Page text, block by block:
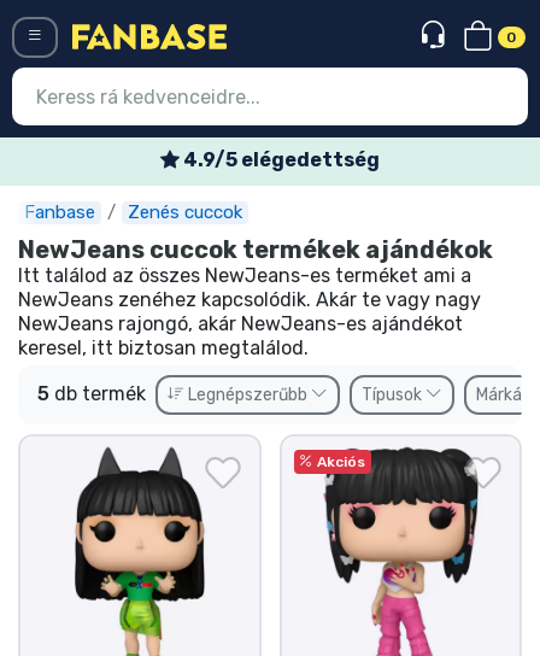
0
4.9/5 elégedettség
Fanbase Zenés cuccok
NewJeans cuccok termékek ajándékok
Itt találod az összes NewJeans-es terméket ami a
NewJeans zenéhez kapcsolódik. Akár te vagy nagy
NewJeans rajongó, akár NewJeans-es ajándékot
keresel, itt biztosan megtalálod.
5 db termék Legnépszerűbb Típusok Márkák
Akciós
Belépés
Legújabb cuccok
Akciós ajánlatok
Express szállítás
Előrendelhető cuccok
Outlet cuccok
Ajándékkártya
Szállítás és fizetés